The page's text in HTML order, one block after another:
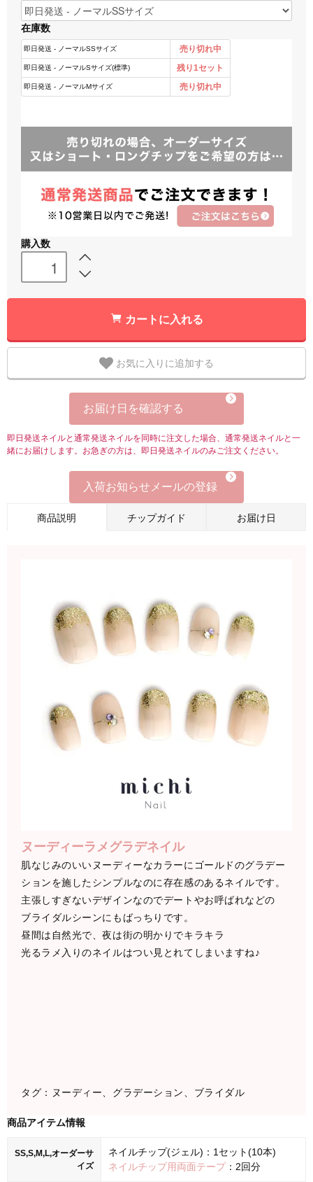
在庫数
購入数
カートに入れる
お気に入りに追加する
お届け日を確認する
即日発送ネイルと通常発送ネイルを同時に注文した場合、通常発送ネイルと一
緒にお届けします。お急ぎの方は、即日発送ネイルのみご注文ください。
入荷お知らせメールの登録
商品説明 チップガイド お届け日
ヌーディーラメグラデネイル
肌なじみのいいヌーディーなカラーにゴールドのグラデー
ションを施したシンプルなのに存在感のあるネイルです。
主張しすぎないデザインなのでデートやお呼ばれなどの
ブライダルシーンにもばっちりです。
昼間は自然光で、夜は街の明かりでキラキラ
光るラメ入りのネイルはつい見とれてしまいますね♪
タグ：ヌーディー、グラデーション、ブライダル
商品アイテム情報
SS,S,M,L,オーダーサ
イズ
ネイルチップ(ジェル)：1セット(10本)
ネイルチップ用両面テープ：2回分